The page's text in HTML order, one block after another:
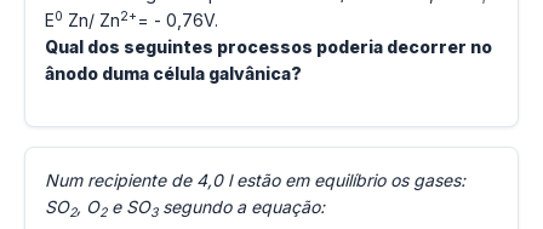
E0 Zn/ Zn2+ = - 0,76V.
Qual dos seguintes processos poderia decorrer no
ânodo duma célula galvânica?
Num recipiente de 4,0 l estão em equilíbrio os gases:
SO2, O2e SO3segundo a equação: